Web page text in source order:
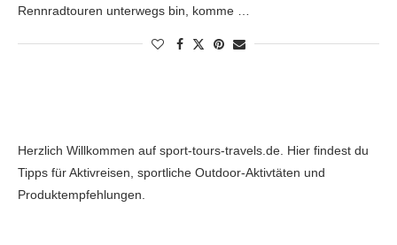
Rennradtouren unterwegs bin, komme …
Herzlich Willkommen auf sport-tours-travels.de. Hier findest du
Tipps für Aktivreisen, sportliche Outdoor-Aktivtäten und
Produktempfehlungen.